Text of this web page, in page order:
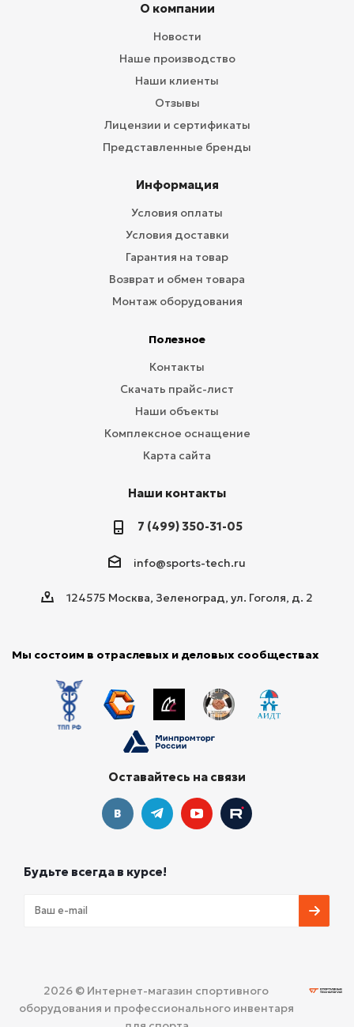
О компании
Новости
Наше производство
Наши клиенты
Отзывы
Лицензии и сертификаты
Представленные бренды
Информация
Условия оплаты
Условия доставки
Гарантия на товар
Возврат и обмен товара
Монтаж оборудования
Полезное
Контакты
Скачать прайс-лист
Наши объекты
Комплексное оснащение
Карта сайта
Наши контакты
7 (499) 350-31-05
info@sports-tech.ru
124575 Москва, Зеленоград, ул. Гоголя, д. 2
Мы состоим в отраслевых и деловых сообществах
Оставайтесь на связи
Будьте всегда в курсе!
2026 © Интернет-магазин спортивного
оборудования и профессионального инвентаря